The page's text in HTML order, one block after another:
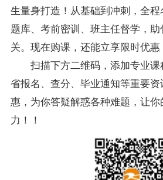
生量身打造！从基础到冲刺，全
题库、考前密训、班主任督学，
关。 现在购课，还能立享限时优惠
扫描下方二维码，添加专业
省报名、查分、毕业通知等重要
惠，为你答疑解惑各种难题，让
力！！